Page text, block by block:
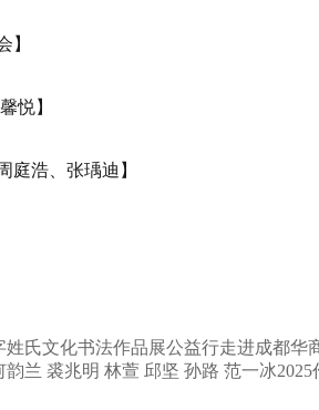
】
悦】
庭浩、张瑀迪】
姓氏文化书法作品展公益行走进成都华
兰 裘兆明 林萱 邱坚 孙路 范一冰2025